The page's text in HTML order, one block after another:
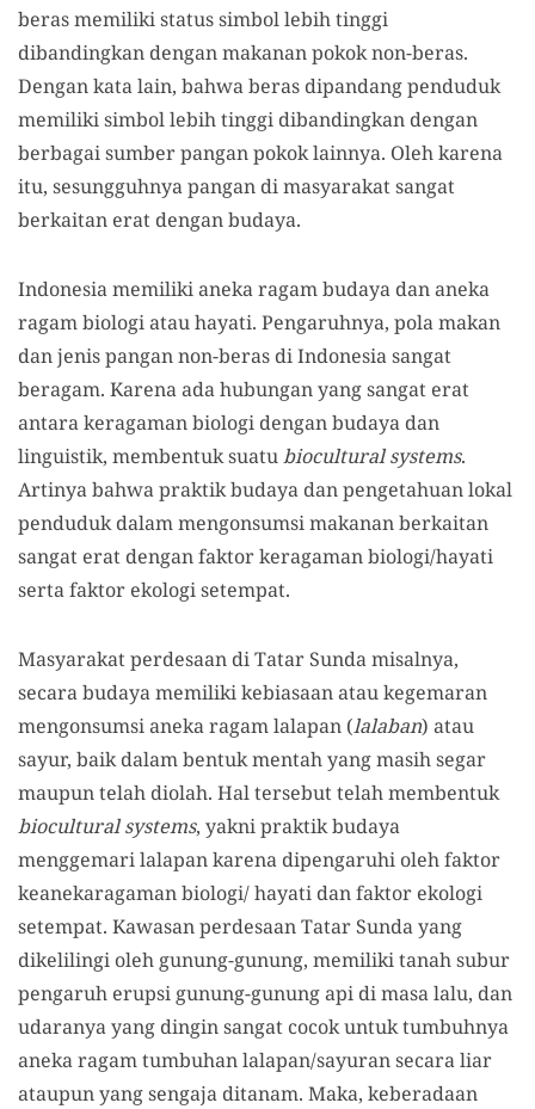
beras memiliki status simbol lebih tinggi
dibandingkan dengan makanan pokok non-beras.
Dengan kata lain, bahwa beras dipandang penduduk
memiliki simbol lebih tinggi dibandingkan dengan
berbagai sumber pangan pokok lainnya. Oleh karena
itu, sesungguhnya pangan di masyarakat sangat
berkaitan erat dengan budaya.
Indonesia memiliki aneka ragam budaya dan aneka
ragam biologi atau hayati. Pengaruhnya, pola makan
dan jenis pangan non-beras di Indonesia sangat
beragam. Karena ada hubungan yang sangat erat
antara keragaman biologi dengan budaya dan
linguistik, membentuk suatubiocultural systems.
Artinya bahwa praktik budaya dan pengetahuan lokal
penduduk dalam mengonsumsi makanan berkaitan
sangat erat dengan faktor keragaman biologi/hayati
serta faktor ekologi setempat.
Masyarakat perdesaan di Tatar Sunda misalnya,
secara budaya memiliki kebiasaan atau kegemaran
mengonsumsi aneka ragam lalapan (lalaban) atau
sayur, baik dalam bentuk mentah yang masih segar
maupun telah diolah. Hal tersebut telah membentuk
biocultural systems, yakni praktik budaya
menggemari lalapan karena dipengaruhi oleh faktor
keanekaragaman biologi/ hayati dan faktor ekologi
setempat. Kawasan perdesaan Tatar Sunda yang
dikelilingi oleh gunung-gunung, memiliki tanah subur
pengaruh erupsi gunung-gunung api di masa lalu, dan
udaranya yang dingin sangat cocok untuk tumbuhnya
aneka ragam tumbuhan lalapan/sayuran secara liar
ataupun yang sengaja ditanam. Maka, keberadaan